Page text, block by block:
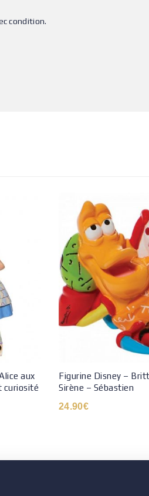
condition.
aux
curiosité
Figurine Disney –
Sirène – Sébastien
24.90€